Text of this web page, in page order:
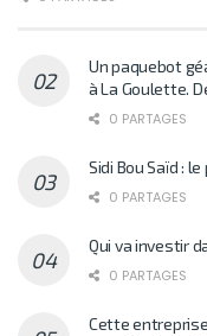
Un paquebot
à La Goulette.
0 PARTAGES
Sidi Bou Saïd :
0 PARTAGES
Qui va investir
0 PARTAGES
Cette